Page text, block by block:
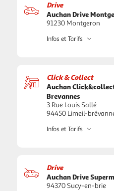
Drive
Auchan Drive
91230 Montgeron
Infos et Tarifs
Click & Collect
Auchan
Brevannes
3 Rue Louis Sallé
94450 Limeil-
Infos et Tarifs
Drive
Auchan Drive
94370 Sucy-en-brie